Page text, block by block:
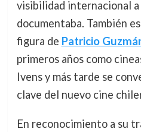
visibilidad internacional a
documentaba. También
figura de Patricio
primeros años como
Ivens y más tarde se
clave del nuevo cine
En reconocimiento a su